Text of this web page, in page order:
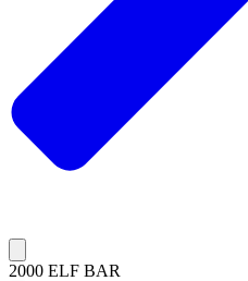
2000 ELF BAR